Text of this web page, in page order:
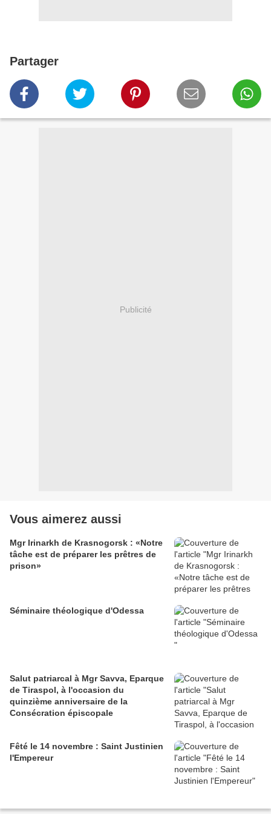
Partager
Publicité
Vous aimerez aussi
Mgr Irinarkh de Krasnogorsk : «Notre
tâche est de préparer les prêtres de
prison»
Séminaire théologique d'Odessa
Salut patriarcal à Mgr Savva, Eparque
de Tiraspol, à l'occasion du
quinzième anniversaire de la
Consécration épiscopale
Fêté le 14 novembre : Saint Justinien
l'Empereur